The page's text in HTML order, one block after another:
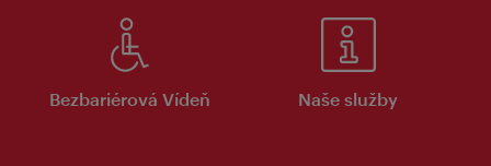
Bezbariérová Vídeň Naše služby